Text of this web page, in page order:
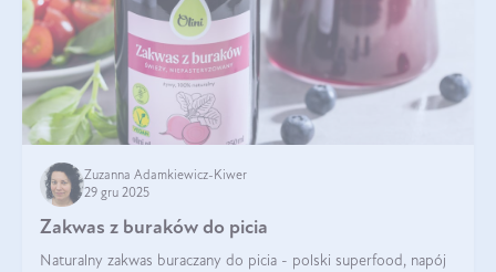
Zuzanna Adamkiewicz-Kiwer
29 gru 2025
Zakwas z buraków do picia
Naturalny zakwas buraczany do picia - polski superfood, napój